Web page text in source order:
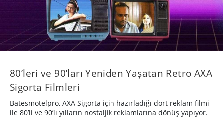
80’leri ve 90’ları Yeniden Yaşatan Retro AXA
Sigorta Filmleri
Batesmotelpro, AXA Sigorta için hazırladığı dört reklam filmi
ile 80’li ve 90’lı yılların nostaljik reklamlarına dönüş yapıyor.